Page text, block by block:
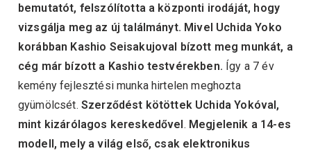
bemutatót, felszólította a központi irodáját, hogy
vizsgálja meg az új találmányt. Mivel Uchida Yoko
korábban Kashio Seisakujoval bízott meg munkát, a
cég már bízott a Kashio testvérekben. Így a 7 év
kemény fejlesztési munka hirtelen meghozta
gyümölcsét. Szerződést kötöttek Uchida Yokóval,
mint kizárólagos kereskedővel. Megjelenik a 14-es
modell, mely a világ első, csak elektronikus